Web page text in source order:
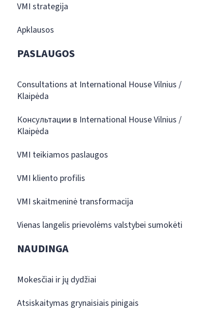
VMI strategija
Apklausos
PASLAUGOS
Consultations at International House Vilnius /
Klaipėda
Консультации в International House Vilnius /
Klaipėda
VMI teikiamos paslaugos
VMI kliento profilis
VMI skaitmeninė transformacija
Vienas langelis prievolėms valstybei sumokėti
NAUDINGA
Mokesčiai ir jų dydžiai
Atsiskaitymas grynaisiais pinigais